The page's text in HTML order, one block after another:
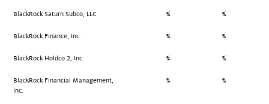
BlackRock Saturn Subco, LLC % %
BlackRock Finance, Inc. % %
BlackRock Holdco 2, Inc. % %
BlackRock Financial Management,
Inc.
% %